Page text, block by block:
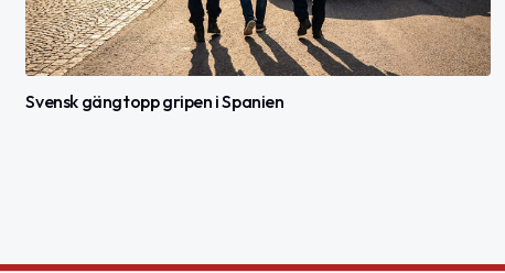
Svensk gängtopp gripen i Spanien